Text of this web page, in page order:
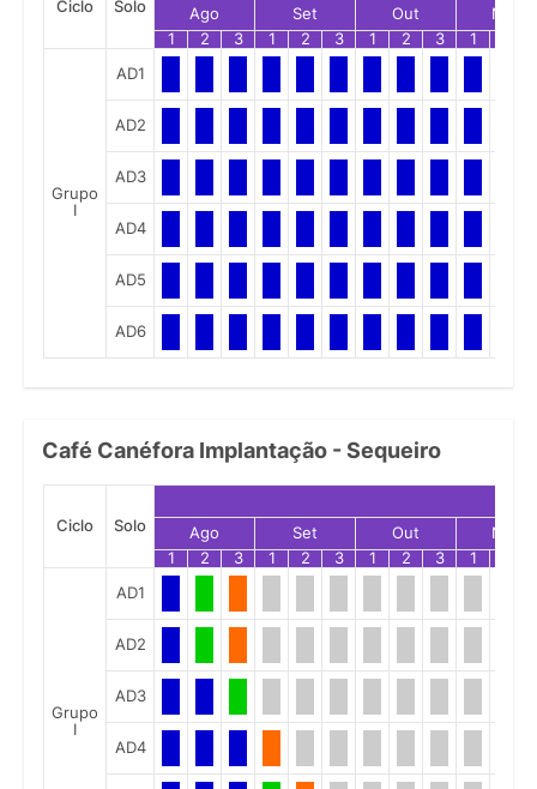
Ciclo Solo Ago Set Out
Nov
1
2 3 1 2 3 1 2 3 1
Grupo
I
AD1
AD2
AD3
AD4
AD5
AD6
Café Canéfora Implantação - Sequeiro
Ciclo Solo Ago Set Out
Nov
1
2 3 1 2 3 1 2 3 1
Grupo
I
AD1
AD2
AD3
AD4